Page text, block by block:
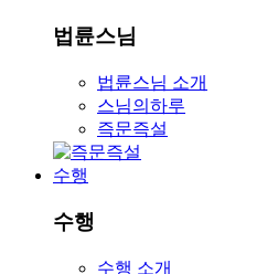
법륜스님
법륜스님 소개
스님의하루
즉문즉설
수행
수행
수행 소개